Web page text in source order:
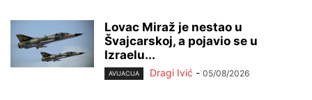
Lovac Miraž je nestao u
Švajcarskoj, a pojavio se u
Izraelu...
AVIJACIJA Dragi Ivić - 05/08/2026